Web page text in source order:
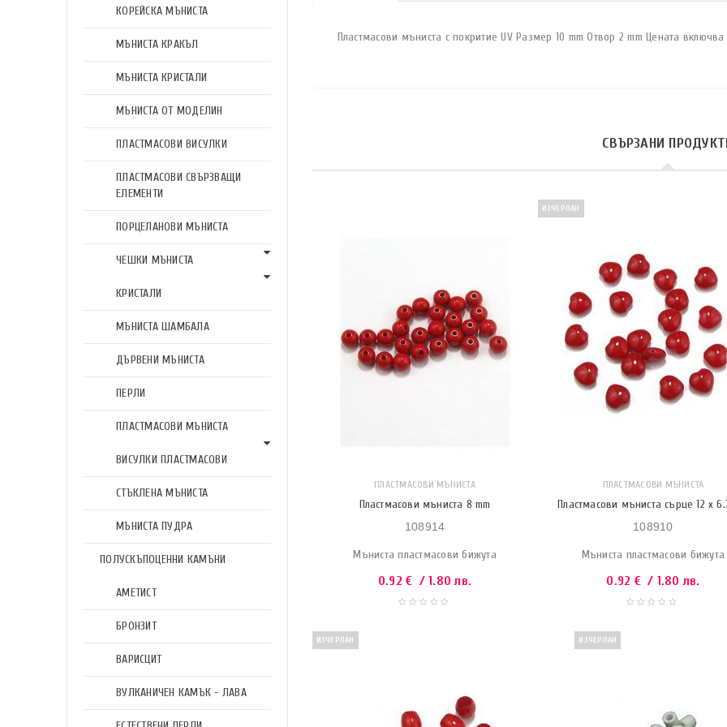
КОРЕЙСКА МЪНИСТА
МЪНИСТА КРАКЪЛ
МЪНИСТА КРИСТАЛИ
МЪНИСТА ОТ МОДЕЛИН
ПЛАСТМАСОВИ ВИСУЛКИ
ПЛАСТМАСОВИ СВЪРЗВАЩИ
ЕЛЕМЕНТИ
ПОРЦЕЛАНОВИ МЪНИСТА
ЧЕШКИ МЪНИСТА
КРИСТАЛИ
МЪНИСТА ШАМБАЛА
ДЪРВЕНИ МЪНИСТА
ПЕРЛИ
ПЛАСТМАСОВИ МЪНИСТА
ВИСУЛКИ ПЛАСТМАСОВИ
СТЪКЛЕНА МЪНИСТА
МЪНИСТА ПУДРА
ПОЛУСКЪПОЦЕННИ КАМЪНИ
АМЕТИСТ
БРОНЗИТ
ВАРИСЦИТ
ВУЛКАНИЧЕН КАМЪК - ЛАВА
Пластмасови мъниста с покритие UV Размер 10 mm Отвор 2 mm Цената
СВЪРЗАНИ
ПЛАСТМАСОВИ МЪНИСТА
Пластмасови мъниста 8 mm
108914
Мъниста пластмасови бижута
0.92€ / 1.80 лв.
ИЗЧЕРПАН
ПЛАСТМАСОВИ МЪНИСТА
Пластмасови мъниста сърце 12 x
108910
Мъниста пластмасови бижута
0.92 € / 1.80 лв.
ИЗЧЕРПАН ИЗЧЕРПАН